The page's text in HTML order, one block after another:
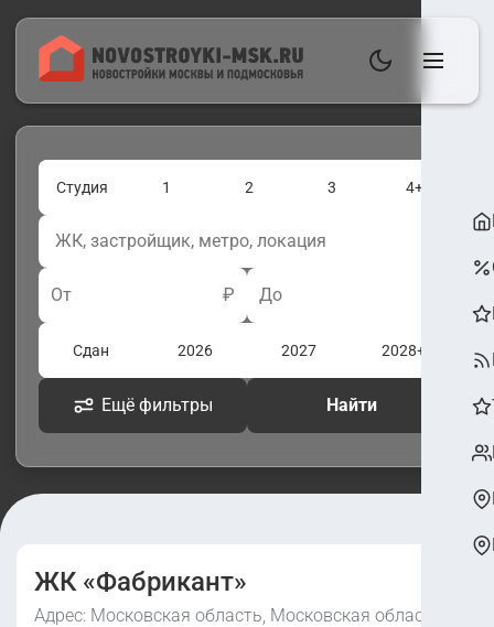
Студия 1 2 3 4+
От ₽ До
Сдан 2026 2027 2028+
Ещё фильтры Найти
ЖК «Фабрикант»
Адрес: Московская область, Московская область,